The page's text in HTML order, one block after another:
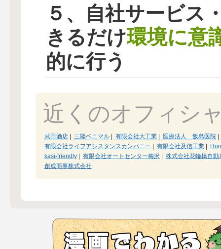
５、自社サービス
きるだけ環境に意
的に行う
近くのオフィシ
武田酒店| 三陸ベニマル| 有限会社大工業| 医療法人 飯島医院|
有限会社ライフアシスタンスカンパニー
有限会社及信工業|
kasi-friendly| 有限会社オートセンター梅沢
株式会社花輪橋自動
創成商事株式会社